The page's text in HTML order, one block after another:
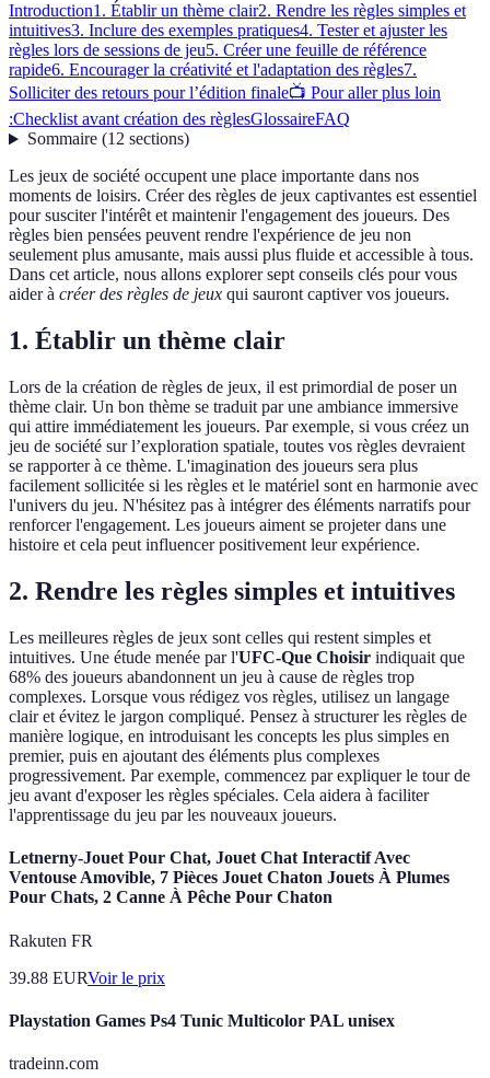
Introduction1. Établir un thème clair2. Rendre les règles simples et
intuitives3. Inclure des exemples pratiques4. Tester et ajuster les
règles lors de sessions de jeu5. Créer une feuille de référence
rapide6. Encourager la créativité et l'adaptation des règles7.
Solliciter des retours pour l’édition finale📺 Pour aller plus loin
:Checklist avant création des règlesGlossaireFAQ
Sommaire(12 sections)
Les jeux de société occupent une place importante dans nos
moments de loisirs. Créer des règles de jeux captivantes est essentiel
pour susciter l'intérêt et maintenir l'engagement des joueurs. Des
règles bien pensées peuvent rendre l'expérience de jeu non
seulement plus amusante, mais aussi plus fluide et accessible à tous.
Dans cet article, nous allons explorer sept conseils clés pour vous
aider à créer des règles de jeux qui sauront captiver vos joueurs.
1. Établir un thème clair
Lors de la création de règles de jeux, il est primordial de poser un
thème clair. Un bon thème se traduit par une ambiance immersive
qui attire immédiatement les joueurs. Par exemple, si vous créez un
jeu de société sur l’exploration spatiale, toutes vos règles devraient
se rapporter à ce thème. L'imagination des joueurs sera plus
facilement sollicitée si les règles et le matériel sont en harmonie avec
l'univers du jeu. N'hésitez pas à intégrer des éléments narratifs pour
renforcer l'engagement. Les joueurs aiment se projeter dans une
histoire et cela peut influencer positivement leur expérience.
2. Rendre les règles simples et intuitives
Les meilleures règles de jeux sont celles qui restent simples et
intuitives. Une étude menée par l'UFC-Que Choisir indiquait que
68% des joueurs abandonnent un jeu à cause de règles trop
complexes. Lorsque vous rédigez vos règles, utilisez un langage
clair et évitez le jargon compliqué. Pensez à structurer les règles de
manière logique, en introduisant les concepts les plus simples en
premier, puis en ajoutant des éléments plus complexes
progressivement. Par exemple, commencez par expliquer le tour de
jeu avant d'exposer les règles spéciales. Cela aidera à faciliter
l'apprentissage du jeu par les nouveaux joueurs.
Letnerny-Jouet Pour Chat, Jouet Chat Interactif Avec
Ventouse Amovible, 7 Pièces Jouet Chaton Jouets À Plumes
Pour Chats, 2 Canne À Pêche Pour Chaton
Rakuten FR
39.88 EURVoir le prix
Playstation Games Ps4 Tunic Multicolor PAL unisex
tradeinn.com